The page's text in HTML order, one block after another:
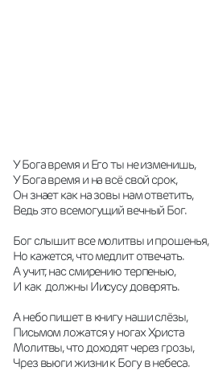
У Бога время и Его ты не изменишь,
У Бога время и на всё свой срок,
Он знает как на зовы нам ответить,
Ведь это всемогущий вечный Бог.
Бог слышит все молитвы и прошенья,
Но кажется, что медлит отвечать.
А учит, нас смирению терпенью,
И как  должны Иисусу доверять.
А небо пишет в книгу наши слёзы,
Письмом ложатся у ногах Христа
Молитвы, что доходят через грозы,
Чрез вьюги жизни к Богу в небеса.